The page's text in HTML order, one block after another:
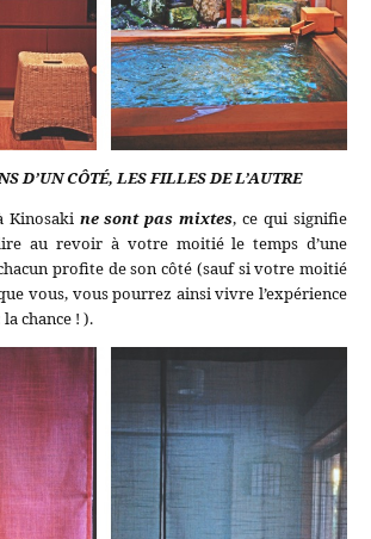
D’UN CÔTÉ, LES FILLES DE L’AUTRE
Kinosaki ne sont pas mixtes, ce qui signifie
au revoir à votre moitié le temps d’une
profite de son côté (sauf si votre moitié
vous, vous pourrez ainsi vivre l’expérience
chance ! ).